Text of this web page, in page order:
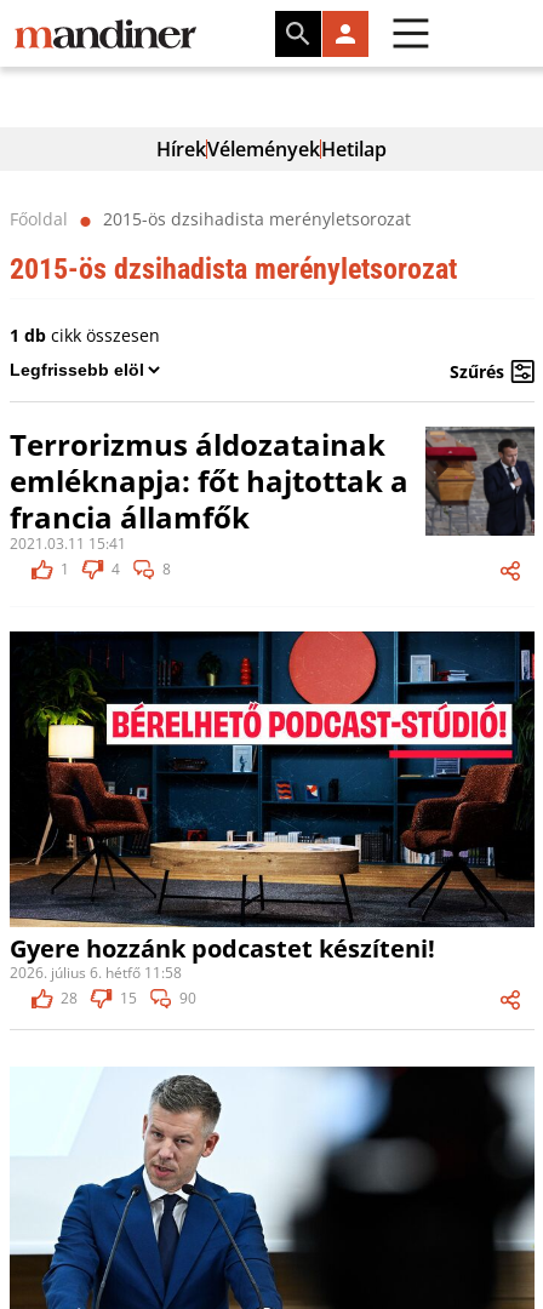
HírekVéleményekHetilap
Főoldal ⬤ 2015-ös dzsihadista merényletsorozat
2015-ös dzsihadista merényletsorozat
1 dbcikk összesen
Szűrés
Terrorizmus áldozatainak
emléknapja: főt hajtottak a
francia államfők
2021.03.11 15:41
1
4 8
Gyere hozzánk podcastet készíteni!
2026. július 6. hétfő 11:58
28
15 90